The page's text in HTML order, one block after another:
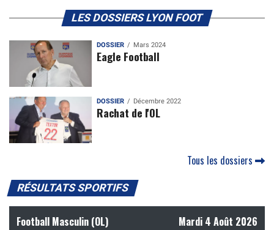
LES DOSSIERS LYON FOOT
DOSSIER Mars 2024
Eagle Football
DOSSIER Décembre 2022
Rachat de l'OL
Tous les dossiers
RÉSULTATS SPORTIFS
Football Masculin (OL) Mardi 4 Août 2026